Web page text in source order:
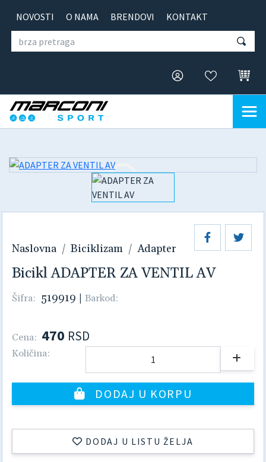
NOVOSTI O NAMA BRENDOVI KONTAKT
Naslovna Biciklizam Adapter
Bicikl ADAPTER ZA VENTIL AV
Šifra: 519919 | Barkod:
Cena: 470 RSD
Količina:
DODAJ U KORPU
DODAJ U LISTU ŽELJA